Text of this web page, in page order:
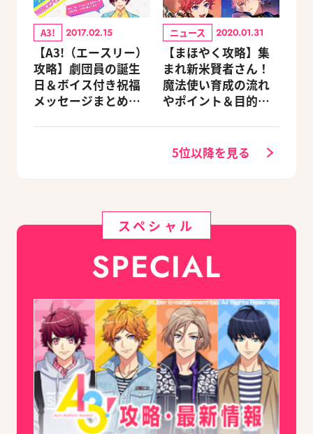
A3! 2017.02.15
【A3!（エースリー）
攻略】劇団員の誕生
日＆ボイス付き祝福
メッセージまとめ
ニュース 2020.01.31
【まほやく攻略】集
まれ新米賢者さん！
魔法使い育成の流れ
やポイント＆目的別
新》
5位以降を見る
スペシャル
SPECIAL